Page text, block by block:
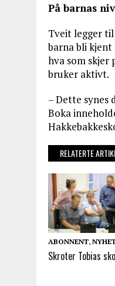
På barnas
Tveit legger
barna bli
hva som skjer
bruker aktivt.
– Dette synes
Boka
RELATERTE
ABONNENT,
Skroter Tobias